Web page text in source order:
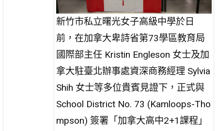
新竹市私立曙光女子高級中學於日
前，在加拿大卑詩省第73學區教育局
國際部主任 Kristin Engleson 女士及加
拿大駐臺北辦事處資深商務經理 Sylvia
Shih 女士等多位貴賓見證下，正式與
School District No. 73 (Kamloops-Tho
mpson) 簽署「加拿大高中2+1課程」